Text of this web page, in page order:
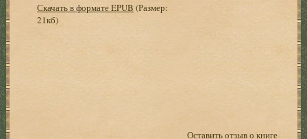
Скачать в формате EPUB (Размер:
21кб)
Оставить отзыв о книге